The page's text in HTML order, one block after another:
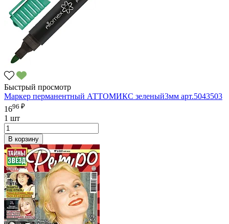
Быстрый просмотр
Маркер перманентный АТТОМИКС зеленый3мм арт.5043503
1696 ₽
1 шт
В корзину